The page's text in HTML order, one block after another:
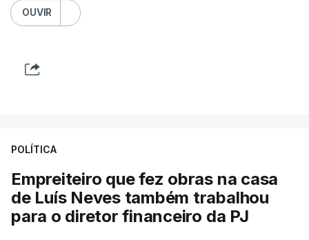
OUVIR
POLÍTICA
Empreiteiro que fez obras na casa
de Luís Neves também trabalhou
para o diretor financeiro da PJ